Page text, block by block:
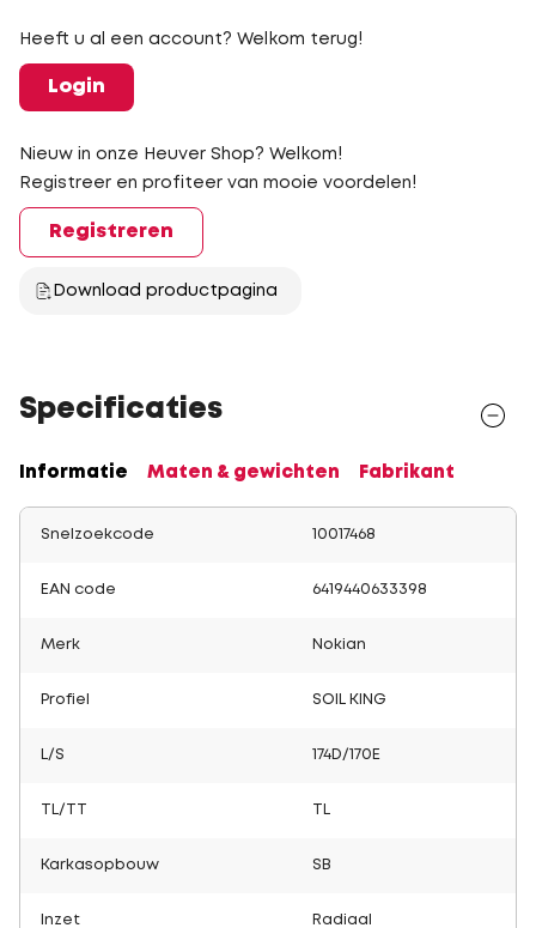
Heeft u al een account? Welkom terug!
Login
Nieuw in onze Heuver Shop? Welkom!
Registreer en profiteer van mooie voordelen!
Registreren
Download productpagina
Specificaties
Informatie Maten & gewichten Fabrikant
Snelzoekcode 10017468
EAN code 6419440633398
Merk Nokian
Profiel SOIL KING
L/S 174D/170E
TL/TT
Karkasopbouw SB
Inzet Radiaal